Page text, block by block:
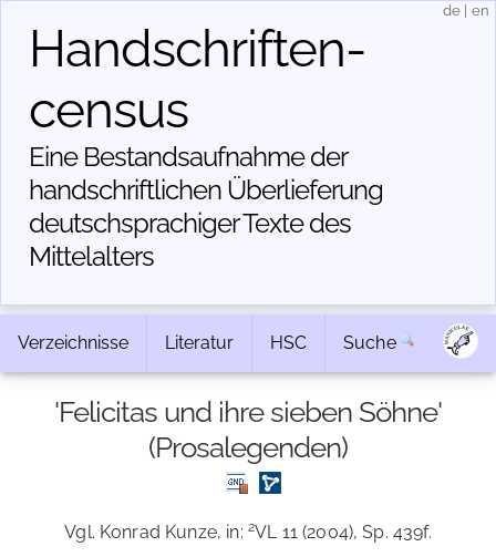
Handschriften­
census
Eine Bestandsaufnahme der
handschriftlichen Über­lieferung
deutschsprachiger Texte des
Mittelalters
de en
Verzeichnisse Literatur HSC Suche
'Felicitas und ihre sieben Söhne'
(Prosalegenden)
Vgl. Konrad Kunze, in: 2VL 11 (2004), Sp. 439f.